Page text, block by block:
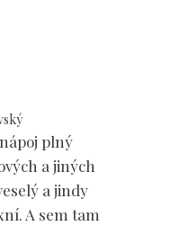
plný
a jiných
a jindy
A sem tam